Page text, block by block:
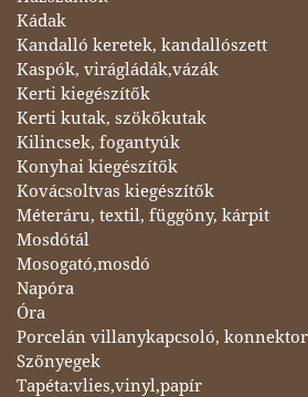
Kádak
Kandalló keretek, kandallószett
Kaspók, virágládák,vázák
Kerti kiegészítők
Kerti kutak, szökőkutak
Kilincsek, fogantyúk
Konyhai kiegészítők
Kovácsoltvas kiegészítők
Méteráru, textil, függöny, kárpit
Mosdótál
Mosogató,mosdó
Napóra
Óra
Porcelán villanykapcsoló, konnektor
Szőnyegek
Tapéta:vlies,vinyl,papír